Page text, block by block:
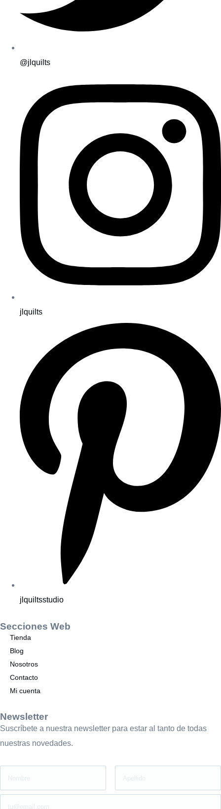
@jlquilts
jlquilts
jlquiltsstudio
Secciones Web
Tienda
Blog
Nosotros
Contacto
Mi cuenta
Newsletter
Suscríbete a nuestra newsletter para estar al tanto de todas
nuestras novedades.